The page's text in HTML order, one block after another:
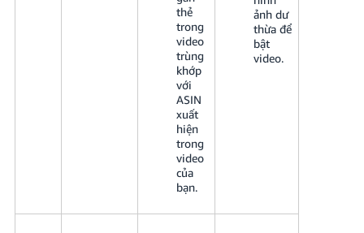
thẻ
trong
video
trùng
khớp
với
ASIN
xuất
hiện
trong
video
của
bạn.
ảnh dư
thừa để
bật
video.